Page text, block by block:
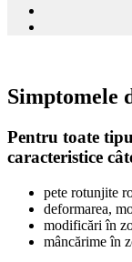
Simptomele
Pentru toate
caracteristice
pete rotunjite
deformarea,
modificări în
mâncărime în